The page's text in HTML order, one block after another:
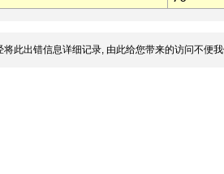
此出错信息详细记录, 由此给您带来的访问不便